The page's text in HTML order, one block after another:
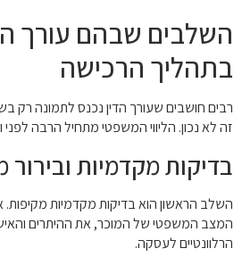
השלבים שבהם עורך
בתהליך הרכישה
רבים חושבים שעורך הדין נכנס לתמונה
זה לא נכון. הליווי המשפטי מתחיל הרבה
בדיקות מקדמיות
השלב הראשון הוא בדיקות מקדמיות מקיפות.
המצב המשפטי של המוכר, את ההיתרים
הרלוונטיים לעסקה.